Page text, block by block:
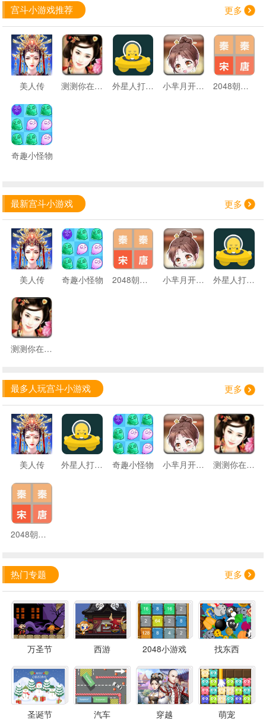
宫斗小游戏推荐 更多
美人传 测测你在后宫的胜出率 外星人打数字砖 小芈月开心闯关 2048朝代版
奇趣小怪物
最新宫斗小游戏 更多
美人传 奇趣小怪物 2048朝代版 小芈月开心闯关 外星人打数字砖
测测你在后宫的胜出率
最多人玩宫斗小游戏 更多
美人传 外星人打数字砖 奇趣小怪物 小芈月开心闯关 测测你在后宫的胜出率
2048朝代版
热门专题 更多
万圣节 西游 2048小游戏 找东西
圣诞节 汽车 穿越 萌宠